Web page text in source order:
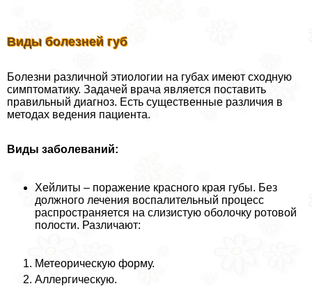
Виды болезней губ
Болезни различной этиологии на губах имеют сходную
симптоматику. Задачей врача является поставить
правильный диагноз. Есть существенные различия в
методах ведения пациента.
Виды заболеваний:
Хейлиты – поражение красного края губы. Без
должного лечения воспалительный процесс
распространяется на слизистую оболочку ротовой
полости. Различают:
Метеорическую форму.
Аллергическую.